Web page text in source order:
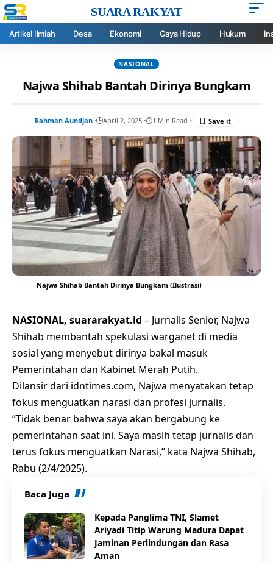
SUARA RAKYAT
Artikel Ilmiah Desa Ekonomi Gaya Hidup Hukum
NASIONAL
Najwa Shihab Bantah Dirinya Bungkam
Rahman Aundjan April 2, 2025 1 Min Read
Najwa Shihab Bantah Dirinya Bungkam (Ilustrasi)
NASIONAL, suararakyat.id – Jurnalis Senior, Najwa
Shihab membantah spekulasi warganet di media
sosial yang menyebut dirinya bakal masuk
Pemerintahan dan Kabinet Merah Putih.
Dilansir dari idntimes.com, Najwa menyatakan tetap
fokus menguatkan narasi dan profesi jurnalis.
“Tidak benar bahwa saya akan bergabung ke
pemerintahan saat ini. Saya masih tetap jurnalis dan
terus fokus menguatkan Narasi,” kata Najwa Shihab,
Rabu (2/4/2025).
Baca Juga
Kepada Panglima TNI, Slamet
Ariyadi Titip Warung Madura Dapat
Jaminan Perlindungan dan Rasa
Aman